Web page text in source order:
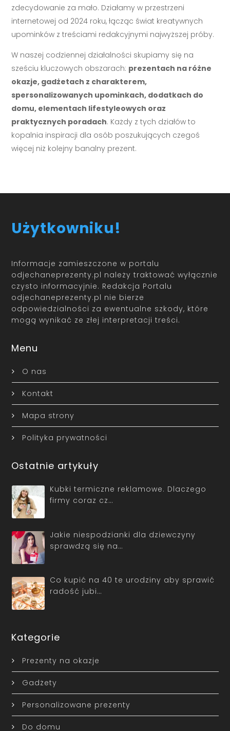
zdecydowanie za mało. Działamy w przestrzeni
internetowej od 2024 roku, łącząc świat kreatywnych
upominków z treściami redakcyjnymi najwyższej próby.
W naszej codziennej działalności skupiamy się na
sześciu kluczowych obszarach: prezentach na różne
okazje, gadżetach z charakterem,
spersonalizowanych upominkach, dodatkach do
domu, elementach lifestyleowych oraz
praktycznych poradach. Każdy z tych działów to
kopalnia inspiracji dla osób poszukujących czegoś
więcej niż kolejny banalny prezent.
Użytkowniku!
Informacje zamieszczone w portalu
odjechaneprezenty.pl należy traktować wyłącznie
czysto informacyjnie. Redakcja Portalu
odjechaneprezenty.pl nie bierze
odpowiedzialności za ewentualne szkody, które
mogą wynikać ze złej interpretacji treści.
Menu
O nas
Kontakt
Mapa strony
Polityka prywatności
Ostatnie artykuły
Kubki termiczne reklamowe. Dlaczego
firmy coraz cz…
Jakie niespodzianki dla dziewczyny
sprawdzą się na…
Co kupić na 40 te urodziny aby sprawić
radość jubi…
Kategorie
Prezenty na okazje
Gadżety
Personalizowane prezenty
Do domu